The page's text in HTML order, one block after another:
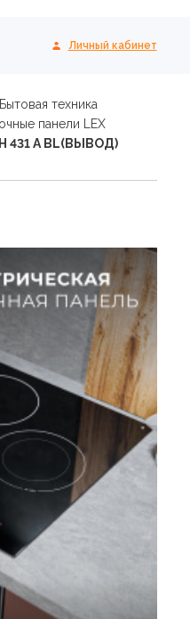
Личный кабинет
Бытовая техника
панели LEX
431 A BL(ВЫВОД)